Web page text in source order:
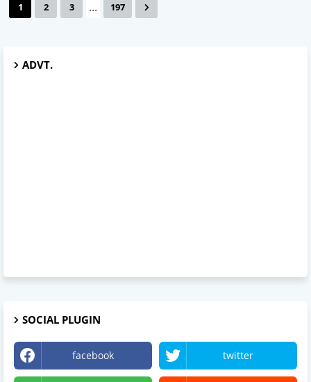
1 2 3 ... 197
ADVT.
SOCIAL PLUGIN
facebook twitter